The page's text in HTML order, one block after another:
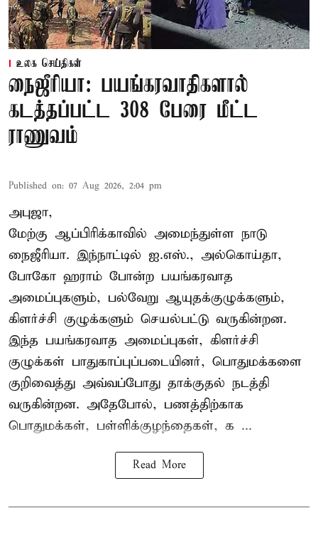
உலக செய்திகள்
நைஜீரியா: பயங்கரவாதிகளால்
கடத்தப்பட்ட 308 பேரை மீட்ட
ராணுவம்
Published on: 07 Aug 2026, 2:04 pm
அபுஜா,
மேற்கு ஆப்பிரிக்காவில் அமைந்துள்ள நாடு
நைஜீரியா. இந்நாட்டில் ஐ.எஸ்., அல்கொய்தா,
போகோ ஹராம் போன்ற பயங்கரவாத
அமைப்புகளும், பல்வேறு ஆயுதக்குழுக்களும்,
கிளர்ச்சி குழுக்களும் செயல்பட்டு வருகின்றன.
இந்த பயங்கரவாத அமைப்புகள், கிளர்ச்சி
குழுக்கள் பாதுகாப்புப்படையினர், பொதுமக்களை
குறிவைத்து அவ்வப்போது தாக்குதல் நடத்தி
வருகின்றன. அதேபோல், பணத்திற்காக
பொதுமக்கள், பள்ளிக்குழந்தைகள், க ...
Read More